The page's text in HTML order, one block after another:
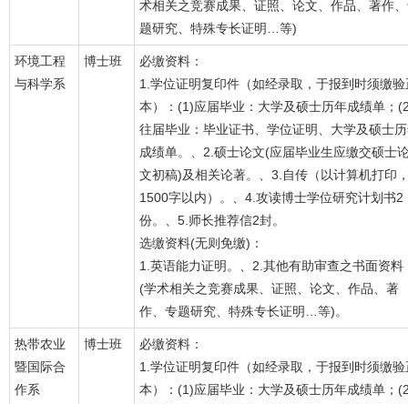
术相关之竞赛成果、证照、论文、作品、著作
题研究、特殊专长证明…等)
环境工程
与科学系
博士班
必缴资料：
1.学位证明复印件（如经录取，于报到时须缴验
本）：(1)应届毕业：大学及硕士历年成绩单；
往届毕业：毕业证书、学位证明、大学及硕士
成绩单。、2.硕士论文(应届毕业生应缴交硕士
文初稿)及相关论著。、3.自传（以计算机打印
1500字以内）。、4.攻读博士学位研究计划书2
份。、5.师长推荐信2封。
选缴资料(无则免缴)：
1.英语能力证明。、2.其他有助审查之书面资料
(学术相关之竞赛成果、证照、论文、作品、著
作、专题研究、特殊专长证明…等)。
热带农业
暨国际合
作系
博士班
必缴资料：
1.学位证明复印件（如经录取，于报到时须缴验
本）：(1)应届毕业：大学及硕士历年成绩单；